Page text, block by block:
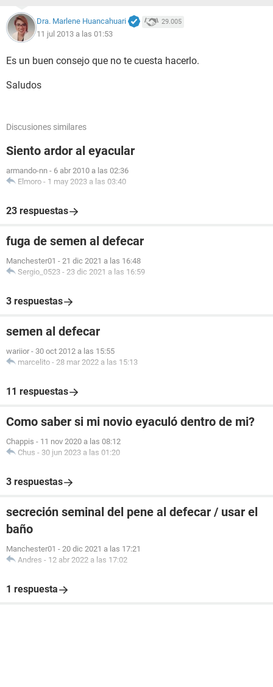
Dra. Marlene Huancahuari 29.005
11 jul 2013 a las 01:53
Es un buen consejo que no te cuesta hacerlo.
Saludos
Discusiones similares
Siento ardor al eyacular
armando-nn - 6 abr 2010 a las 02:36
Elmoro - 1 may 2023 a las 03:40
23 respuestas
fuga de semen al defecar
Manchester01 - 21 dic 2021 a las 16:48
Sergio_0523 - 23 dic 2021 a las 16:59
3 respuestas
semen al defecar
wariior - 30 oct 2012 a las 15:55
marcelito - 28 mar 2022 a las 15:13
11 respuestas
Como saber si mi novio eyaculó dentro de mi?
Chappis - 11 nov 2020 a las 08:12
Chus - 30 jun 2023 a las 01:20
3 respuestas
secreción seminal del pene al defecar / usar el
baño
Manchester01 - 20 dic 2021 a las 17:21
Andres - 12 abr 2022 a las 17:02
1 respuesta